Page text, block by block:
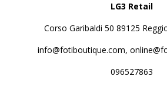
LG3 Retail
Corso Garibaldi 50 89125
info@fotiboutique.com,
096527863